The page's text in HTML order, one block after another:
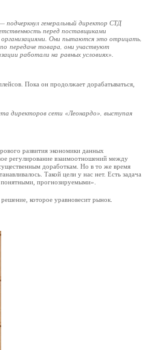
генеральный директор СТД
перед поставщиками
Они пытаются это отрицать,
передаче товара, они участвуют
работали на равных условиях».
Пока он продолжает дорабатываться,
директоров сети «Леонардо», выступая
развития экономики данных
регулирование взаимоотношений между
доработкам. Но в то же время
Такой цели у нас нет. Есть задача
прогнозируемыми».
которое уравновесит рынок.